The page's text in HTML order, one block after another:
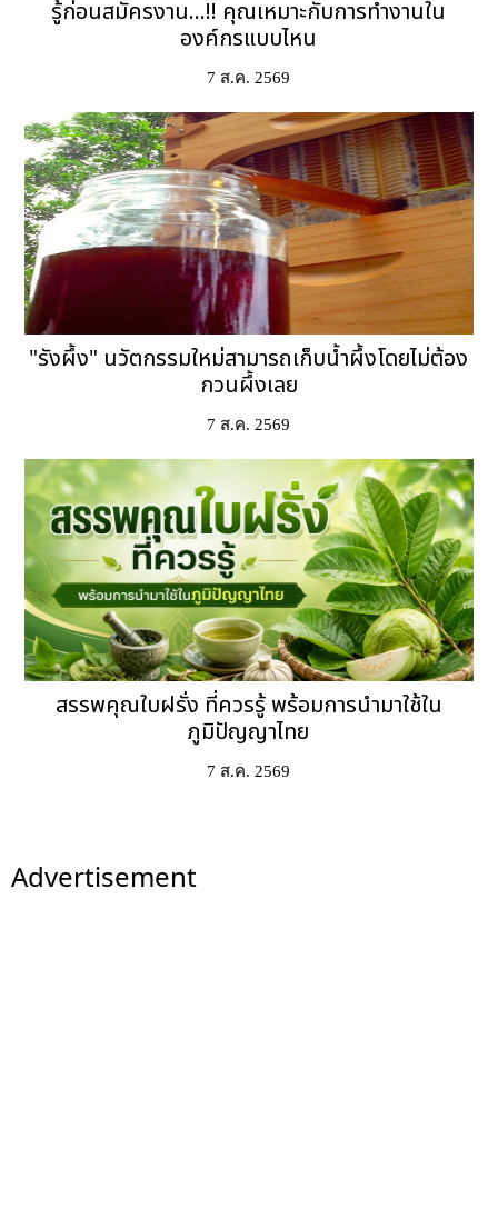
รู้ก่อนสมัครงาน...!! คุณเหมาะกับการทำงานใน
องค์กรแบบไหน
7 ส.ค. 2569
"รังผึ้ง" นวัตกรรมใหม่สามารถเก็บน้ำผึ้งโดยไม่ต้อง
กวนผึ้งเลย
7 ส.ค. 2569
สรรพคุณใบฝรั่ง ที่ควรรู้ พร้อมการนำมาใช้ใน
ภูมิปัญญาไทย
7 ส.ค. 2569
Advertisement